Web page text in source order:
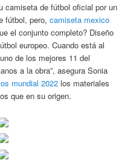
camiseta de fútbol oficial por un
fútbol, pero,camiseta mexico
el conjunto completo? Diseño
europeo. Cuando está al
de los mejores 11 del
a la obra”, asegura Sonia
mundial 2022 los materiales
que en su origen.